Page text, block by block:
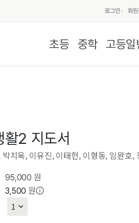
로그인 회원
초등 중학 고등일
활2 지도서
치욱, 이유진, 이태헌, 이형동, 임완호,
95,000 원
3,500 원